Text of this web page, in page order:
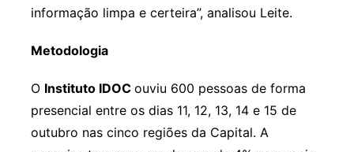
informação limpa e certeira”, analisou Leite.
Metodologia
O Instituto IDOC ouviu 600 pessoas de forma
presencial entre os dias 11, 12, 13, 14 e 15 de
outubro nas cinco regiões da Capital. A